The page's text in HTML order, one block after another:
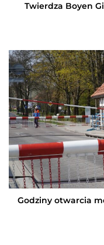
Twierdza Boyen
Godziny otwarcia